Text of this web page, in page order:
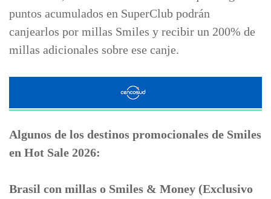
puntos acumulados en SuperClub podrán
canjearlos por millas Smiles y recibir un 200% de
millas adicionales sobre ese canje.
Algunos de los destinos promocionales de Smiles
en Hot Sale 2026:
Brasil con millas o Smiles & Money (Exclusivo